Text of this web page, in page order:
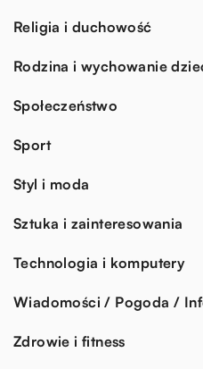
Religia i duchowość
Rodzina i wychowanie
Społeczeństwo
Sport
Styl i moda
Sztuka i zainteresowania
Technologia i komputery
Wiadomości / Pogoda /
Zdrowie i fitness